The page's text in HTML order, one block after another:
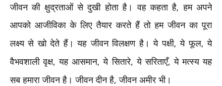
जीवन की क्षुद्रताओं से दुखी होता है। वह कहता है,हम अपने
आपको आजीविका के लिए तैयार करते हैं तो हम जीवन का पूरा
लक्ष्य से खो देते हैं। यह जीवन विलक्षण है। ये पक्षी,ये फूल,ये
वैभवशाली वृक्ष,यह आसमान,ये सितारे,ये सरिताएँ,ये मत्स्य यह
सब हमारा जीवन है। जीवन दीन है,जीवन अमीर भी।